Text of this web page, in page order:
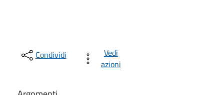
Condividi
Vedi
azioni